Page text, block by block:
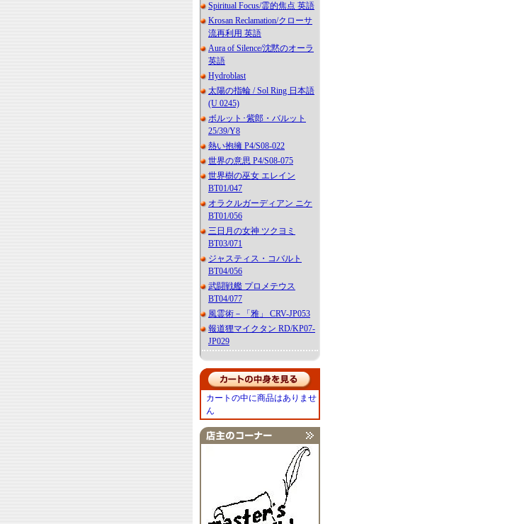
Spiritual Focus/霊的焦点 英語
Krosan Reclamation/クローサ
流再利用 英語
Aura of Silence/沈黙のオーラ
英語
Hydroblast
太陽の指輪 / Sol Ring 日本語
(U 0245)
ボルット･紫郎・バルット
25/39/Y8
熱い抱擁 P4/S08-022
世界の意思 P4/S08-075
世界樹の巫女 エレイン
BT01/047
オラクルガーディアン ニケ
BT01/056
三日月の女神 ツクヨミ
BT03/071
ジャスティス・コバルト
BT04/056
武闘戦艦 プロメテウス
BT04/077
風霊術－「雅」 CRV-JP053
報道狸マイクタン RD/KP07-
JP029
カートの中に商品はありませ
ん